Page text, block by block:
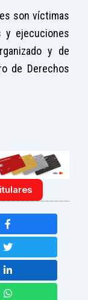
son víctimas
y ejecuciones
y de
de Derechos